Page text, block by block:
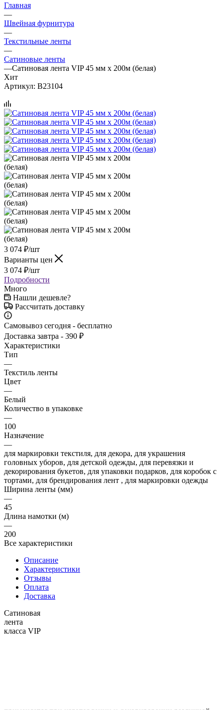
Главная
—
Швейная фурнитура
—
Текстильные ленты
—
Сатиновые ленты
—Сатиновая лента VIP 45 мм х 200м (белая)
Хит
Артикул: B23104
3 074 ₽/шт
Варианты цен
3 074 ₽/шт
Подробности
Много
Нашли дешевле?
Рассчитать доставку
Самовывоз сегодня - бесплатно
Доставка завтра - 390 ₽
Характеристики
Тип
—
Текстиль ленты
Цвет
—
Белый
Количество в упаковке
—
100
Назначение
—
для маркировки текстиля, для декора, для украшения
головных уборов, для детской одежды, для перевязки и
декорирования букетов, для упаковки подарков, для коробок с
тортами, для брендирования лент , для маркировки одежды
Ширина ленты (мм)
—
45
Длина намотки (м)
—
200
Все характеристики
Описание
Характеристики
Отзывы
Оплата
Доставка
Сатиновая
лента
класса VIP